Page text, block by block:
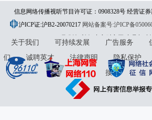
信息网络传播视听节目许可证：0908328号 经营证
913101046312860336 违法和不良信息举报:021-
jubao@eastmoney.com
沪ICP证:沪B2-20070217 网站备案号:沪ICP备
31010402000120号版权所有:东方财富网意见与建
关于我们 可持续发展 广告服务
们
诚聘英才 法律声明 隐私保护
接